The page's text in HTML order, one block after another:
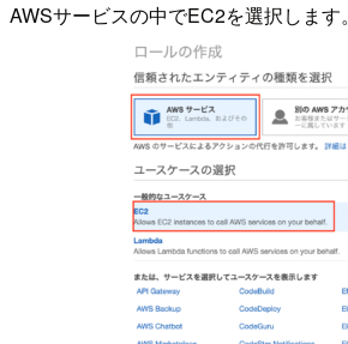
AWSサービスの中でEC2を選択します。